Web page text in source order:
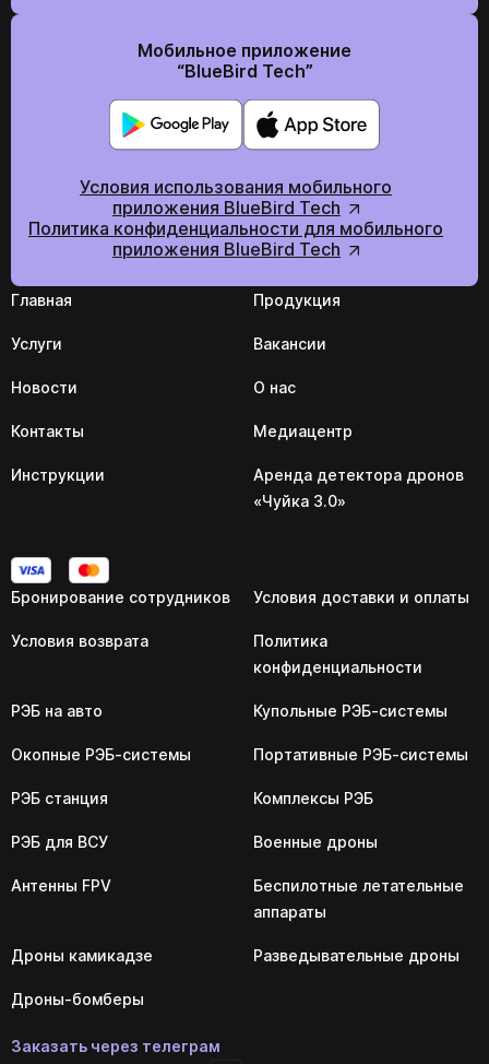
Мобильное приложение
“BlueBird Tech”
Условия использования мобильного
приложения BlueBird Tech
Политика конфиденциальности для мобильного
приложения BlueBird Tech
Главная Продукция
Услуги Вакансии
Новости О нас
Контакты Медиацентр
Инструкции
Аренда детектора дронов
«Чуйка 3.0»
Бронирование сотрудников Условия доставки и оплаты
Условия возврата
Политика
конфиденциальности
РЭБ на авто Купольные РЭБ-системы
Окопные РЭБ-системы Портативные РЭБ-системы
РЭБ станция Комплексы РЭБ
РЭБ для ВСУ Военные дроны
Антенны FPV
Беспилотные летательные
аппараты
Дроны камикадзе Разведывательные дроны
Дроны-бомберы
Заказать через телеграм